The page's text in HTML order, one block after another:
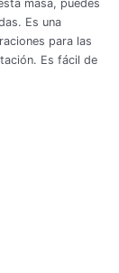
masa, puedes
Es una
para las
Es fácil de